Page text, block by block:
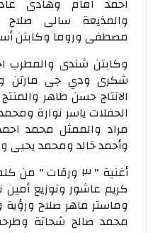
احمد امام وهادى
والمذيعة سالى
مصطفى وروما وكابتن
وكابتن شندى والمطرب
شكرى ودي جى مارتن
الانتاج حسن طاهر
الحفلات ياسر نوارة
مراد والممثل محمد
وأحمد خالد ومحمد يحيى
أغنية " ٣ ورقات
كريم عاشور وتوزيع